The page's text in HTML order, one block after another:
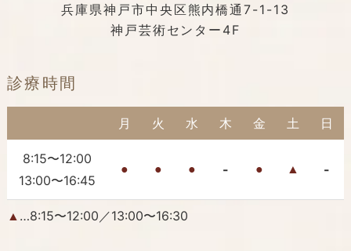
兵庫県神戸市中央区熊内橋通7-1-13
神戸芸術センター4F
診療時間
月 火 水 木 金 土 日
8:15〜12:00
13:00〜16:45
● ● ● - ● ▲ -
▲ …8:15〜12:00／13:00〜16:30